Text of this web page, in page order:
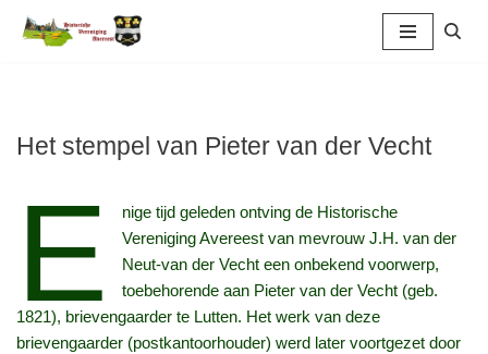
inhoud
Het stempel van Pieter van der Vecht
E
nige tijd geleden ontving de Historische
Vereniging Avereest van mevrouw J.H. van der
Neut-van der Vecht een onbekend voorwerp,
toebehorende aan Pieter van der Vecht (geb.
1821), brievengaarder te Lutten. Het werk van deze
brievengaarder (postkantoorhouder) werd later voortgezet door